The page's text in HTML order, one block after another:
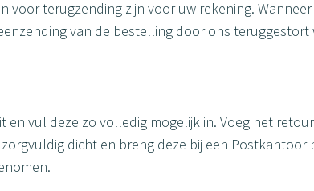
voor terugzending zijn voor uw rekening.
van de bestelling door ons teruggestort
vul deze zo volledig mogelijk in. Voeg het
dicht en breng deze bij een